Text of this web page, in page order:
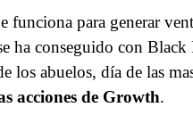
funciona para generar
ha conseguido con
abuelos, día de las
acciones de Growth.